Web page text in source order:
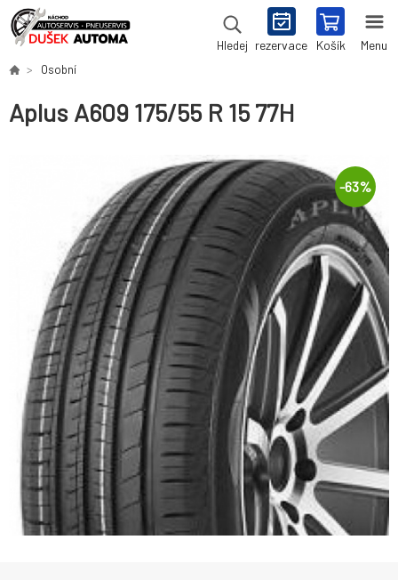
Hledej rezervace Košík Menu
Osobní
Aplus A609 175/55 R 15 77H
-63%